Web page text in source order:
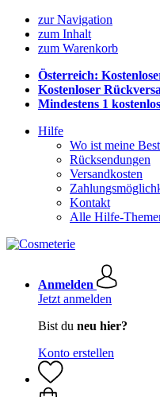
zur Navigation
zum Inhalt
zum Warenkorb
Österreich:
Kostenloser
Mindestens 1
Hilfe
Wo ist meine
Rücksendungen
Versandkosten
Kontakt
Alle Hilfe-
Anmelden
Jetzt anmelden
Bist du neu hier?
Konto erstellen